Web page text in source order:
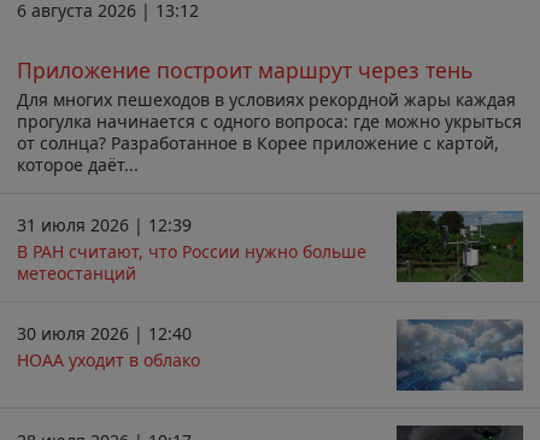
6 августа 2026 | 13:12
Приложение построит маршрут через тень
Для многих пешеходов в условиях рекордной жары каждая
прогулка начинается с одного вопроса: где можно укрыться
от солнца? Разработанное в Корее приложение с картой,
которое даёт...
31 июля 2026 | 12:39
В РАН считают, что России нужно больше
метеостанций
30 июля 2026 | 12:40
НОАА уходит в облако